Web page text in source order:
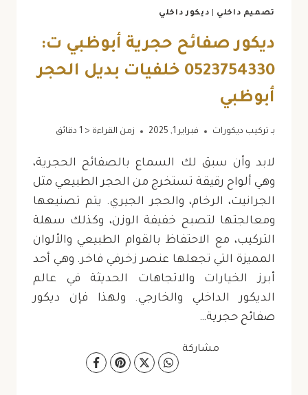
تصميم داخلي ديكور داخلي
ديكور صفائح حجرية أبوظبي ت:
0523754330 خلفيات بديل الحجر
أبوظبي
بـ تركيب ديكورات فبراير 1, 2025 زمن القراءة < 1 دقائق
لابد وأن سبق لك السماع بالصفائح الحجرية،
وهي ألواح رقيقة تستخرج من الحجر الطبيعي مثل
الجرانيت، الرخام، والحجر الجيري. يتم تصنيعها
ومعالجتها لتصبح خفيفة الوزن، وكذلك سهلة
التركيب، مع الاحتفاظ بالقوام الطبيعي والألوان
المميزة التي تجعلها عنصر زخرفي فاخر. وهي أحد
أبرز الخيارات والاتجاهات الحديثة في عالم
الديكور الداخلي والخارجي. ولهذا فإن ديكور
صفائح حجرية…
مشاركة